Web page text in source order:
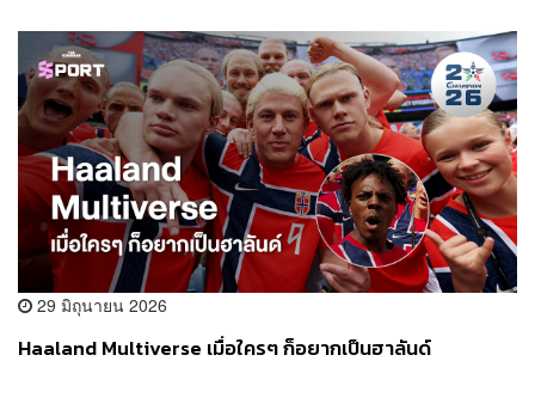
29 มิถุนายน 2026
Haaland Multiverse เมื่อใครๆ ก็อยากเป็นฮาลันด์